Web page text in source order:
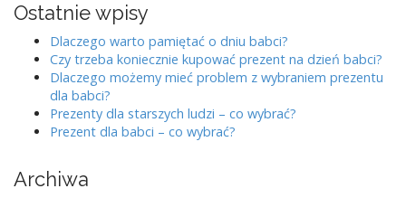
a
o
a
Ostatnie wpisy
Dlaczego warto pamiętać o dniu babci?
Czy trzeba koniecznie kupować prezent na dzień babci?
Dlaczego możemy mieć problem z wybraniem prezentu
dla babci?
Prezenty dla starszych ludzi – co wybrać?
Prezent dla babci – co wybrać?
Archiwa